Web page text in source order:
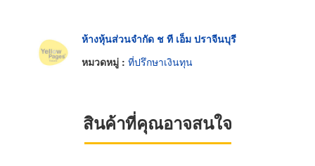
ห้างหุ้นส่วนจำกัด ช ที เอ็ม ปราจีนบุรี
หมวดหมู่ : ที่ปรึกษาเงินทุน
สินค้าที่คุณอาจสนใจ